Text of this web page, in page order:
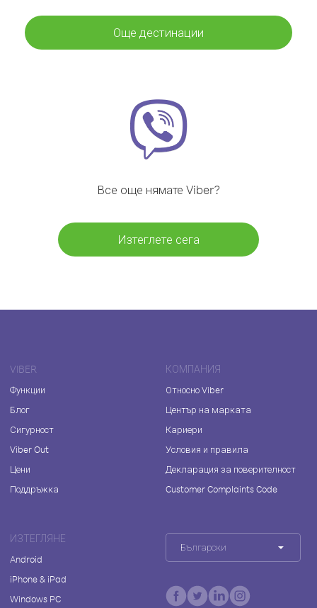
Още дестинации
Все още нямате Viber?
Изтеглете сега
VIBER
Функции
Блог
Сигурност
Viber Out
Цени
Поддръжка
КОМПАНИЯ
Относно Viber
Център на марката
Кариери
Условия и правила
Декларация за поверителност
Customer Complaints Code
ИЗТЕГЛЯНЕ
Android
iPhone & iPad
Windows PC
Български